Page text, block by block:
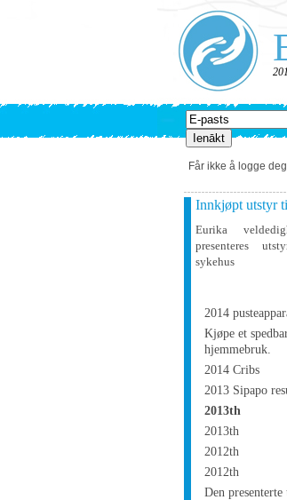
Får ikke å logge
Innkjøpt utstyr
Eurika
presenteres
sykehus
2014
Kjøpe et
hjemmebruk.
2014 Cribs
2013 Sipapo
2013th
2013th
2012th
2012th
Den presenterte